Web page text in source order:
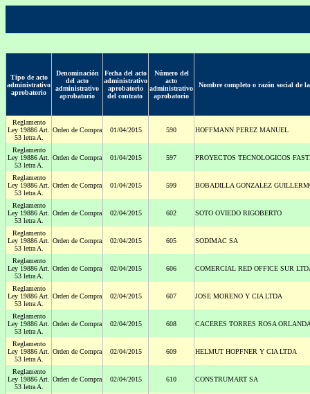
Tipo de acto
administrativo
aprobatorio
Denominación
del acto
administrativo
aprobatorio
Fecha del acto
administrativo
aprobatorio
del contrato
Número del
acto
administrativo
aprobatorio
Nombre completo o razón social de
Reglamento
Ley 19886 Art.
53 letra A.
Orden de Compra 01/04/2015 590 HOFFMANN PEREZ MANUEL
Reglamento
Ley 19886 Art.
53 letra A.
Orden de Compra 01/04/2015 597 PROYECTOS TECNOLOGICOS
Reglamento
Ley 19886 Art.
53 letra A.
Orden de Compra 01/04/2015 599 BOBADILLA GONZALEZ
Reglamento
Ley 19886 Art.
53 letra A.
Orden de Compra 02/04/2015 602 SOTO OVIEDO RIGOBERTO
Reglamento
Ley 19886 Art.
53 letra A.
Orden de Compra 02/04/2015 605 SODIMAC SA
Reglamento
Ley 19886 Art.
53 letra A.
Orden de Compra 02/04/2015 606 COMERCIAL RED OFFICE SUR
Reglamento
Ley 19886 Art.
53 letra A.
Orden de Compra 02/04/2015 607 JOSE MORENO Y CIA LTDA
Reglamento
Ley 19886 Art.
53 letra A.
Orden de Compra 02/04/2015 608 CACERES TORRES ROSA
Reglamento
Ley 19886 Art.
53 letra A.
Orden de Compra 02/04/2015 609 HELMUT HOPFNER Y CIA LTDA
Reglamento
Ley 19886 Art.
53 letra A.
Orden de Compra 02/04/2015 610 CONSTRUMART SA